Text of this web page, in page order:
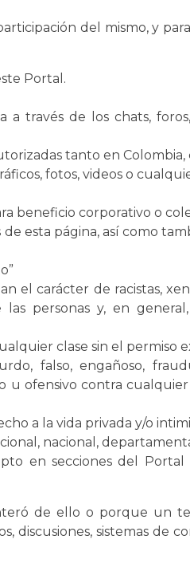
del mismo, y
Portal.
a través de los chats,
tanto en
fotos, videos o
beneficio corporativo o
esta página, así como
carácter de racistas,
personas y, en
clase sin el permiso
falso, engañoso,
u ofensivo contra
a la vida privada y/o
nacional,
en secciones del Portal
de ello o porque un
discusiones, sistemas de